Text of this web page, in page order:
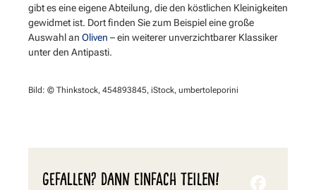
gibt es eine eigene Abteilung, die den köstlichen Kleinigkeiten
gewidmet ist. Dort finden Sie zum Beispiel eine große
Auswahl an Oliven – ein weiterer unverzichtbarer Klassiker
unter den Antipasti.
Bild: © Thinkstock, 454893845, iStock, umbertoleporini
GEFALLEN? DANN EINFACH TEILEN!